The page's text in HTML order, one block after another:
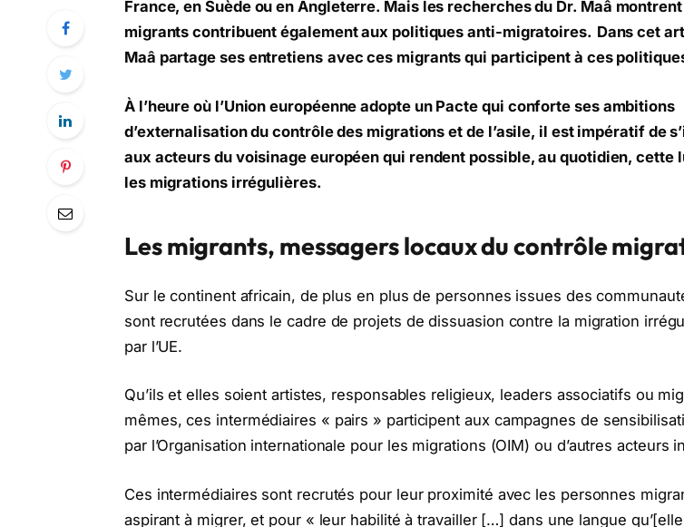
France, en Suède ou en Angleterre. Mais les recherches du Dr. Maâ
migrants contribuent également aux politiques anti-migratoires. Dans cet
Maâ partage ses entretiens avec ces migrants qui participent à ces
À l’heure où l’Union européenne adopte un Pacte qui conforte ses ambitions
d’externalisation du contrôle des migrations et de l’asile, il est impératif de
aux acteurs du voisinage européen qui rendent possible, au quotidien, cette
les migrations irrégulières.
Les migrants, messagers locaux du contrôle
Sur le continent africain, de plus en plus de personnes issues des
sont recrutées dans le cadre de projets de dissuasion contre la migration
par l’UE.
Qu’ils et elles soient artistes, responsables religieux, leaders associatifs ou
mêmes, ces intermédiaires « pairs » participent aux campagnes de
par l’Organisation internationale pour les migrations (OIM) ou d’autres acteurs
Ces intermédiaires sont recrutés pour leur proximité avec les personnes
aspirant à migrer, et pour « leur habilité à travailler […] dans une langue